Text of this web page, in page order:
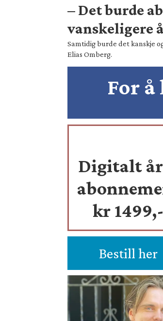
– Det burde
vanskeligere
Samtidig burde det kanskje
Elias Omberg.
For
Digitalt
kr 1499,-
Bestill her